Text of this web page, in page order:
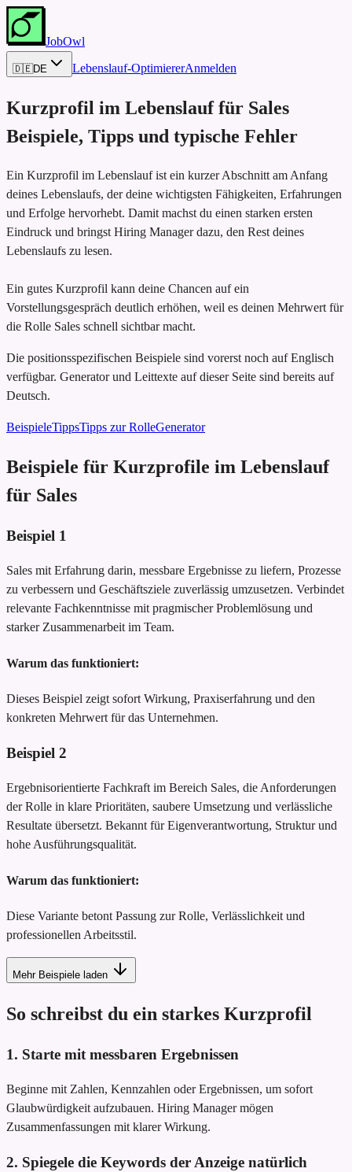
JobOwl
🇩🇪DE Lebenslauf-OptimiererAnmelden
Kurzprofil im Lebenslauf für Sales
Beispiele, Tipps und typische Fehler
Ein Kurzprofil im Lebenslauf ist ein kurzer Abschnitt am Anfang
deines Lebenslaufs, der deine wichtigsten Fähigkeiten, Erfahrungen
und Erfolge hervorhebt. Damit machst du einen starken ersten
Eindruck und bringst Hiring Manager dazu, den Rest deines
Lebenslaufs zu lesen.
Ein gutes Kurzprofil kann deine Chancen auf ein
Vorstellungsgespräch deutlich erhöhen, weil es deinen Mehrwert für
die Rolle Sales schnell sichtbar macht.
Die positionsspezifischen Beispiele sind vorerst noch auf Englisch
verfügbar. Generator und Leittexte auf dieser Seite sind bereits auf
Deutsch.
BeispieleTippsTipps zur RolleGenerator
Beispiele für Kurzprofile im Lebenslauf
für Sales
Beispiel 1
Sales mit Erfahrung darin, messbare Ergebnisse zu liefern, Prozesse
zu verbessern und Geschäftsziele zuverlässig umzusetzen. Verbindet
relevante Fachkenntnisse mit pragmischer Problemlösung und
starker Zusammenarbeit im Team.
Warum das funktioniert:
Dieses Beispiel zeigt sofort Wirkung, Praxiserfahrung und den
konkreten Mehrwert für das Unternehmen.
Beispiel 2
Ergebnisorientierte Fachkraft im Bereich Sales, die Anforderungen
der Rolle in klare Prioritäten, saubere Umsetzung und verlässliche
Resultate übersetzt. Bekannt für Eigenverantwortung, Struktur und
hohe Ausführungsqualität.
Warum das funktioniert:
Diese Variante betont Passung zur Rolle, Verlässlichkeit und
professionellen Arbeitsstil.
Mehr Beispiele laden
So schreibst du ein starkes Kurzprofil
1. Starte mit messbaren Ergebnissen
Beginne mit Zahlen, Kennzahlen oder Ergebnissen, um sofort
Glaubwürdigkeit aufzubauen. Hiring Manager mögen
Zusammenfassungen mit klarer Wirkung.
2. Spiegele die Keywords der Anzeige natürlich